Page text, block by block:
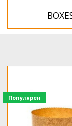
Популярен